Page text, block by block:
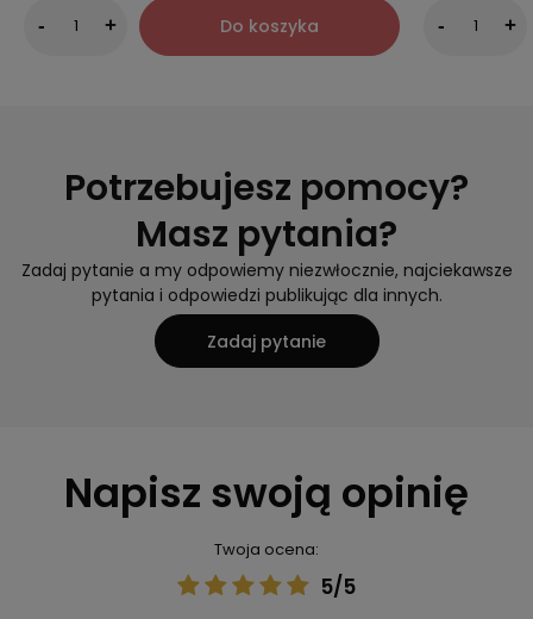
- + Do koszyka - +
Potrzebujesz pomocy?
Masz pytania?
Zadaj pytanie a my odpowiemy niezwłocznie, najciekawsze
pytania i odpowiedzi publikując dla innych.
Zadaj pytanie
Napisz swoją opinię
Twoja ocena:
5/5